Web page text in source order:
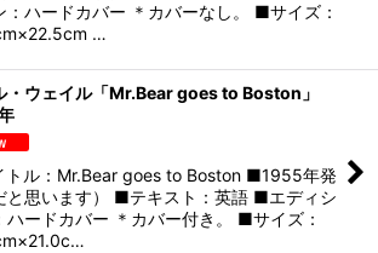
：ハードカバー ＊カバーなし。 ■サイズ：
…
・ウェイル「Mr.Bear goes to Boston」
ル：Mr.Bear goes to Boston ■1955年発
と思います） ■テキスト：英語 ■エディシ
ハードカバー ＊カバー付き。 ■サイズ：